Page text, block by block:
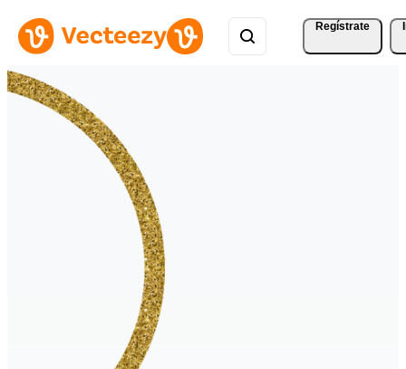
Regístrate